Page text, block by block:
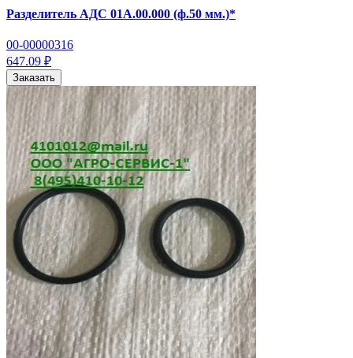
Разделитель АДС 01А.00.000 (ф.50 мм.)*
00-00000316
647.09 ₽
Заказать